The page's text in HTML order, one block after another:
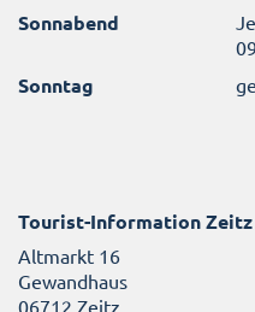
Sonnabend
Sonntag
Tourist-Information Zeitz
Altmarkt 16
Gewandhaus
06712 Zeitz